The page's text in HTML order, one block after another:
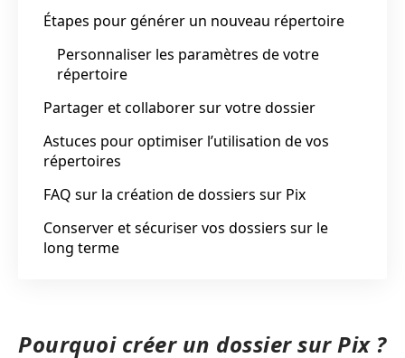
Étapes pour générer un nouveau répertoire
Personnaliser les paramètres de votre
répertoire
Partager et collaborer sur votre dossier
Astuces pour optimiser l’utilisation de vos
répertoires
FAQ sur la création de dossiers sur Pix
Conserver et sécuriser vos dossiers sur le
long terme
Pourquoi créer un dossier sur Pix ?